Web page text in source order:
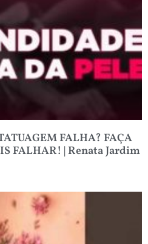
FALHA? FAÇA
FALHAR! | Renata Jardim